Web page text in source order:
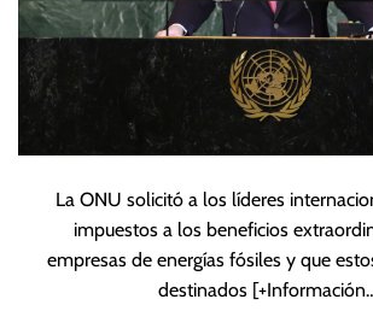
La ONU solicitó a los líderes
impuestos a los beneficios
empresas de energías fósiles y que
destinados